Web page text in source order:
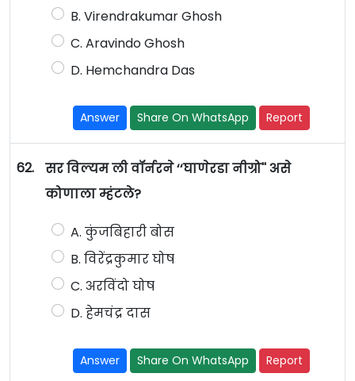
B. Virendrakumar Ghosh
C. Aravindo Ghosh
D. Hemchandra Das
Answer Share On WhatsApp Report
62.
सर विल्यम ली वॉर्नरने ‘‘घाणेरडा नीग्रो'' असे
कोणाला म्हंटले?
A. कुंजबिहारी बोस
B. विरेंद्रकुमार घोष
C. अरविंदो घोष
D. हेमचंद्र दास
Answer Share On WhatsApp Report